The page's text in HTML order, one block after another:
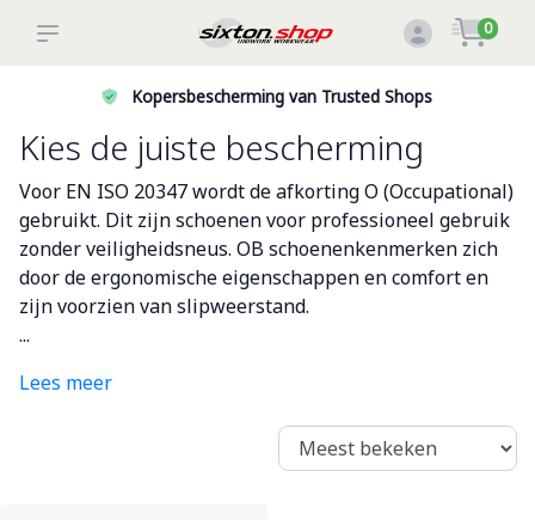
0
Kopersbescherming van Trusted Shops
Kies de juiste bescherming
Voor EN ISO 20347 wordt de afkorting O (Occupational)
gebruikt. Dit zijn schoenen voor professioneel gebruik
zonder veiligheidsneus. OB schoenenkenmerken zich
door de ergonomische eigenschappen en comfort en
zijn voorzien van slipweerstand.
...
Lees meer